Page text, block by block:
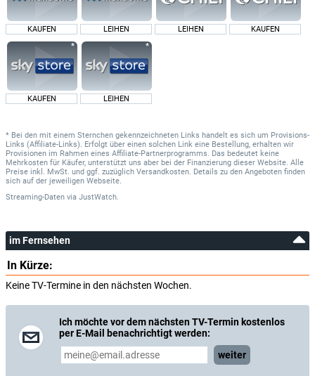
KAUFEN LEIHEN LEIHEN KAUFEN
KAUFEN LEIHEN
* Bei den mit einem Sternchen gekennzeichneten Links handelt es sich um Provisions-
Links (Affiliate-Links). Erfolgt über einen solchen Link eine Bestellung, erhalten wir
Provisionen im Rahmen eines Affiliate-Partnerprogramms. Das bedeutet keine
Mehrkosten für Käufer, unterstützt uns aber bei der Finanzierung dieser Website. Alle
Preise inkl. MwSt. und ggf. zuzüglich Versandkosten. Details zu den Angeboten finden
sich auf der jeweiligen Webseite.
Streaming-Daten via JustWatch.
im Fernsehen
In Kürze:
Keine TV-Termine in den nächsten Wochen.
Ich möchte vor dem nächsten TV-Termin kostenlos
per E-Mail benachrichtigt werden:
weiter